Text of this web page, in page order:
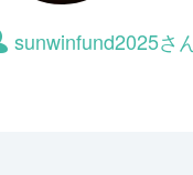
sunwinfund2025さ